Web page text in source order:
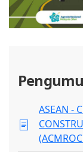
ASEAN -